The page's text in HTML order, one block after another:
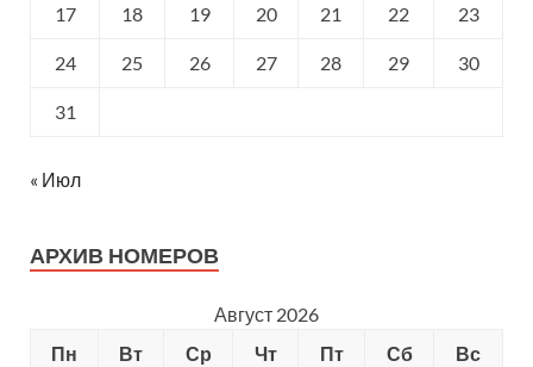
17 18 19 20 21 22 23
24 25 26 27 28 29 30
31
« Июл
АРХИВ НОМЕРОВ
Август 2026
Пн
Вт Ср Чт Пт Сб
Вс